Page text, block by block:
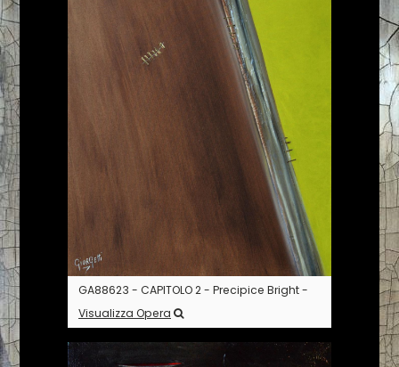
GA88623 - CAPITOLO 2 - Precipice Bright -
Visualizza Opera